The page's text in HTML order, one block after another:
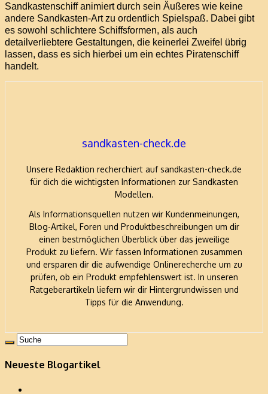
Sandkastenschiff animiert durch sein Äußeres wie keine
andere Sandkasten-Art zu ordentlich Spielspaß. Dabei gibt
es sowohl schlichtere Schiffsformen, als auch
detailverliebtere Gestaltungen, die keinerlei Zweifel übrig
lassen, dass es sich hierbei um ein echtes Piratenschiff
handelt.
sandkasten-check.de
Unsere Redaktion recherchiert auf sandkasten-check.de
für dich die wichtigsten Informationen zur Sandkasten
Modellen.
Als Informationsquellen nutzen wir Kundenmeinungen,
Blog-Artikel, Foren und Produktbeschreibungen um dir
einen bestmöglichen Überblick über das jeweilige
Produkt zu liefern. Wir fassen Informationen zusammen
und ersparen dir die aufwendige Onlinerecherche um zu
prüfen, ob ein Produkt empfehlenswert ist. In unseren
Ratgeberartikeln liefern wir dir Hintergrundwissen und
Tipps für die Anwendung.
Neueste Blogartikel